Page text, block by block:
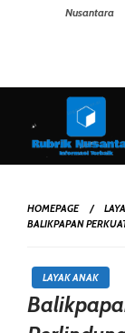
Nusantara
HOMEPAGE
BALIKPAPAN
LAYAK ANAK